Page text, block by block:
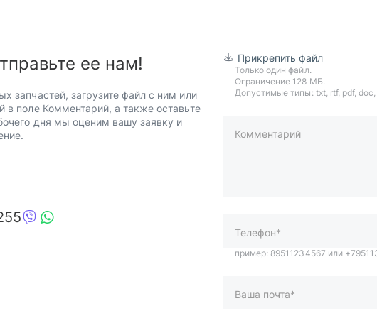
ее нам!
запчастей, загрузите файл с ним или
в поле Комментарий, а также оставьте
дня мы оценим вашу заявку и
Прикрепить файл
Только один файл.
Ограничение 128 МБ.
Допустимые типы: txt, rtf, pdf,
Комментарий
пример: 89511234567 или